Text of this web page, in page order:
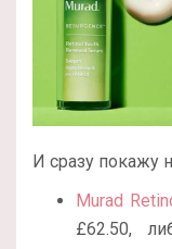
И сразу покажу
Murad
£62.50,